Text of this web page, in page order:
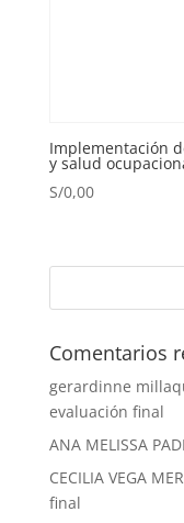
Implementación
y salud
S/0,00
Comentarios
gerardinne
evaluación final
ANA MELISSA
CECILIA VEGA
final